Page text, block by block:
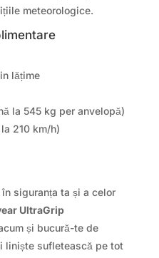
meteorologice.
lățime
la 545 kg per anvelopă)
210 km/h)
siguranța ta și a celor
UltraGrip
și bucură-te de
liniște sufletească pe tot